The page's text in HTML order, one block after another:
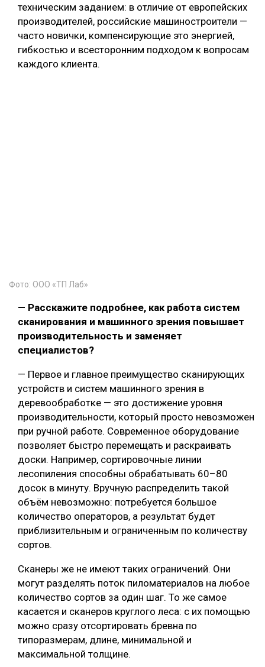
техническим заданием: в отличие от европейских
производителей, российские машиностроители —
часто новички, компенсирующие это энергией,
гибкостью и всесторонним подходом к вопросам
каждого клиента.
Фото: ООО «ТП Лаб»
— Расскажите подробнее, как работа систем
сканирования и машинного зрения повышает
производительность и заменяет
специалистов?
— Первое и главное преимущество сканирующих
устройств и систем машинного зрения в
деревообработке — это достижение уровня
производительности, который просто невозможен
при ручной работе. Современное оборудование
позволяет быстро перемещать и раскраивать
доски. Например, сортировочные линии
лесопиления способны обрабатывать 60–80
досок в минуту. Вручную распределить такой
объём невозможно: потребуется большое
количество операторов, а результат будет
приблизительным и ограниченным по количеству
сортов.
Сканеры же не имеют таких ограничений. Они
могут разделять поток пиломатериалов на любое
количество сортов за один шаг. То же самое
касается и сканеров круглого леса: с их помощью
можно сразу отсортировать бревна по
типоразмерам, длине, минимальной и
максимальной толщине.